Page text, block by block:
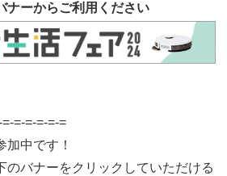
ナーからご利用ください
=-=-=-=-=
加中です！
のバナーをクリックしていただける